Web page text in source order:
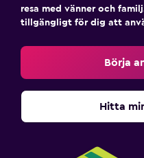
resa med vänner och
tillgängligt för dig att
Börja
Hitta